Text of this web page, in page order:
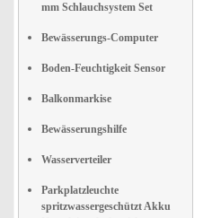
mm Schlauchsystem Set
Bewässerungs-Computer
Boden-Feuchtigkeit Sensor
Balkonmarkise
Bewässerungshilfe
Wasserverteiler
Parkplatzleuchte
spritzwassergeschützt Akku